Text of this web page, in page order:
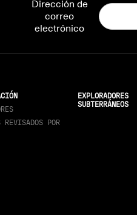
Dirección de
correo
electrónico
REVISADOS POR
EXPLORADORES
SUBTERRÁNEOS